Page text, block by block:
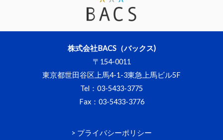
株式会社BACS（バックス)
〒154-0011
東京都世田谷区上馬4-1-3東急上馬ビル5F
Tel ： 03-5433-3775
Fax： 03-5433-3776
> プライバシーポリシー